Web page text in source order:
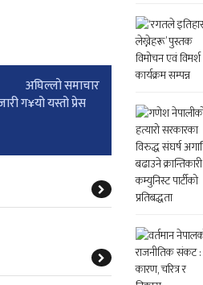
अघिल्लाे समाचार
ग¥यो यस्तो प्रेस